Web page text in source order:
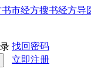
市经方搜书经方导
找回密码
立即注册